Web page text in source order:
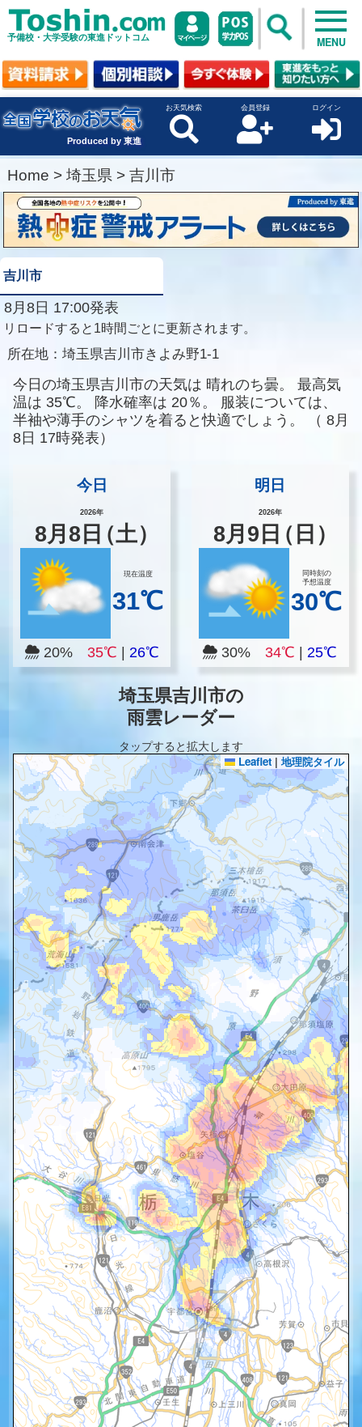
予備校・大学受験の東進ドットコム MENU
Produced by 東進
お天気検索 会員登録 ログイン
Home > 埼玉県 > 吉川市
吉川市
8月8日 17:00発表
リロードすると1時間ごとに更新されます。
所在地： 埼玉県吉川市きよみ野1-1
今日の埼玉県吉川市の天気は 晴れのち曇。
最高気
温は 35℃。 降水確率は 20％。
服装については、
半袖や薄手のシャツを着ると快適でしょう。
（ 8月
8日 17時発表）
今日
2026年
8月8 日（土）
現在温度
31℃
20% 35℃ 26℃
明日
2026年
8月 9 日（日）
同時刻の
予想温度
30℃
30%34℃ |25℃
埼玉県吉川市の
雨雲レーダー
タップすると拡大します
Leaflet | 地理院タイル